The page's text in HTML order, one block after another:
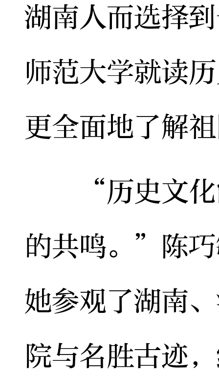
湖南人而选择
师范大学就读
更全面地了解
“历史文化
的共鸣。”陈
她参观了湖南
院与名胜古迹